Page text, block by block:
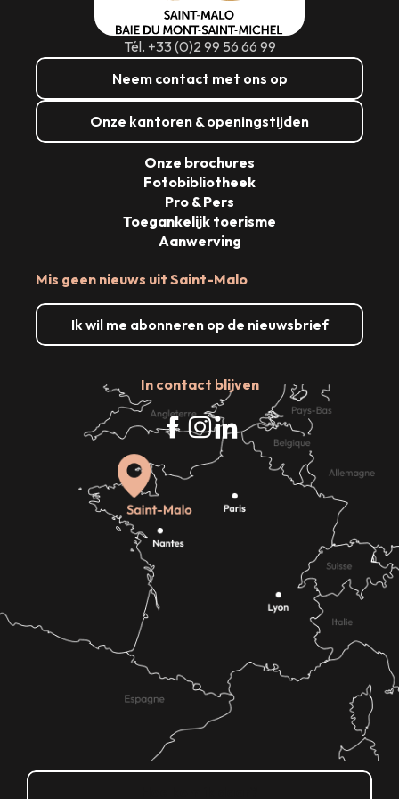
Lees meer over
Lees meer over
Lees meer over
Lees meer over
Lees meer over
Lees meer over
Lees meer over
Lees meer over
Tél. +33 (0)2 99 56 66 99
Neem contact met ons op
Onze kantoren & openingstijden
Mis geen nieuws uit Saint-Malo
Ik wil me abonneren op de nieuwsbrief
In contact blijven
Onze brochures
Fotobibliotheek
Pro & Pers
Toegankelijk toerisme
Aanwerving